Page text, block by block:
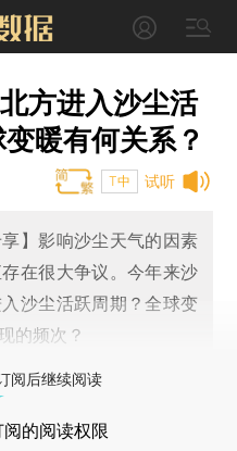
方进入沙尘活
暖有何关系？
试听
T中
】影响沙尘天气的因素
在很大争议。今年来沙
沙尘活跃周期？全球变
的频次？
阅后继续阅读
阅的阅读权限